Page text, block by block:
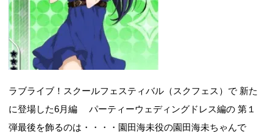
ラブライブ！スクールフェスティバル（スクフェス）で 新た
に登場した6月編 パーティーウェディングドレス編の 第１
弾最後を飾るのは・・・・園田海未役の園田海未ちゃんで